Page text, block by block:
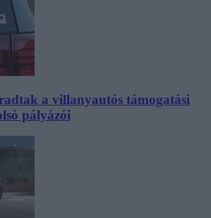
a villanyautós támogatási
pályázói